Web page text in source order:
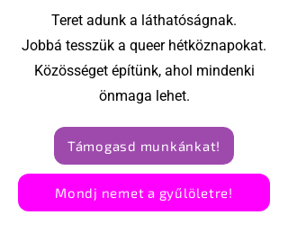
Teret adunk a láthatóságnak.
Jobbá tesszük a queer hétköznapokat.
Közösséget építünk, ahol mindenki
önmaga lehet.
Támogasd munkánkat!
Mondj nemet a gyűlöletre!